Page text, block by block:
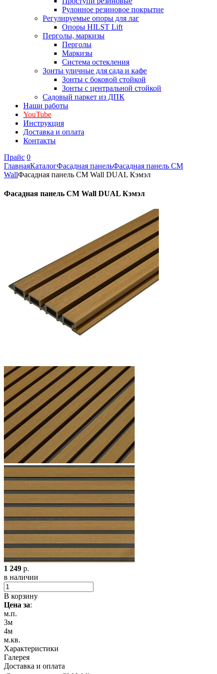
Рулонное резиновое покрытие
Регулируемые опоры для лаг
Опоры HILST Lift
Перголы, маркизы
Перголы
Маркизы
Система остекления
Зонты уличные для сада и кафе
Зонты с боковой стойкой
Зонты с центральной стойкой
Садовый паркет из ДПК
Наши работы
YouTube
Инструкция
Доставка и оплата
Контакты
Прайс 0
ГлавнаяКаталогФасадная панельФасадная панель CM
WallФасадная панель CM Wall DUAL Кэмэл
Фасадная панель CM Wall DUAL Кэмэл
1 249 р.
в наличии
В корзину
Цена за:
м.п.
3м
4м
м.кв.
Характеристики
Галерея
Доставка и оплата